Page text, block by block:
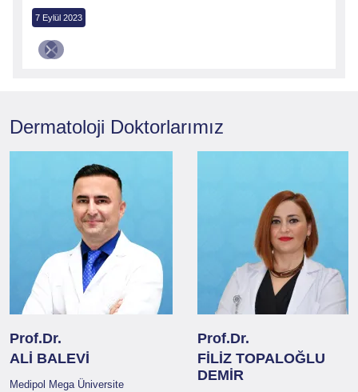
7 Eylül 2023
Dermatoloji Doktorlarımız
Prof.Dr.
ALİ BALEVİ
Medipol Mega Üniversite
Prof.Dr.
FİLİZ TOPALOĞLU
DEMİR